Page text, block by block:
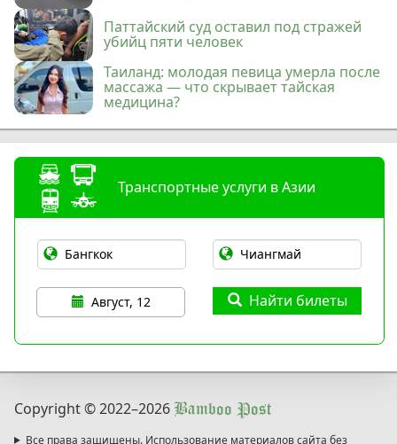
Паттайский суд оставил под стражей
убийц пяти человек
Таиланд: молодая певица умерла после
массажа — что скрывает тайская
медицина?
Транспортные услуги в Азии
Август, 12 Найти билеты
Copyright © 2022–2026 Bamboo Post
Все права защищены. Использование материалов сайта без